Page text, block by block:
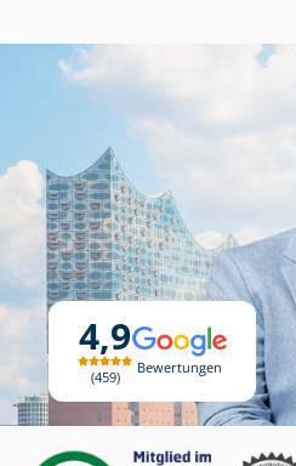
4,9
459
Bewertungen